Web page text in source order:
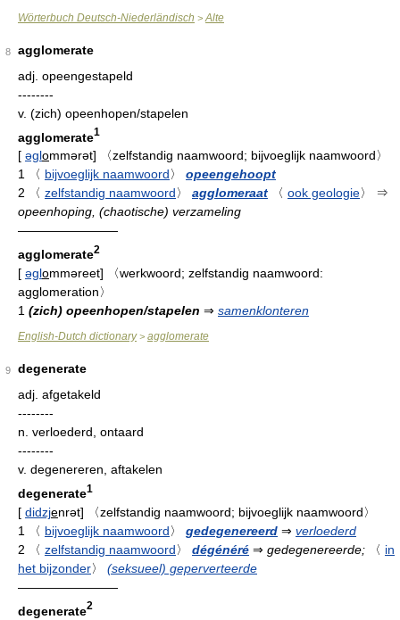
Wörterbuch Deutsch-Niederländisch > Alte
8
agglomerate
adj. opeengestapeld
--------
v. (zich) opeenhopen/stapelen
agglomerate1
[ əglommərət]
〈zelfstandig naamwoord; bijvoeglijk naamwoord〉
1
〈 bijvoeglijk naamwoord〉
opeengehoopt
2
〈 zelfstandig naamwoord〉 agglomeraat 〈 ook geologie〉
⇒
opeenhoping, (chaotische) verzameling
————————
agglomerate2
[ əglomməreet]
〈werkwoord; zelfstandig naamwoord:
agglomeration〉
1 (zich) opeenhopen/stapelen ⇒ samenklonteren
English-Dutch dictionary> agglomerate
9
degenerate
adj. afgetakeld
--------
n. verloederd, ontaard
--------
v. degenereren, aftakelen
degenerate1
[ didzjenrət]
〈zelfstandig naamwoord; bijvoeglijk naamwoord〉
1
〈 bijvoeglijk naamwoord〉 gedegenereerd ⇒ verloederd
2
〈 zelfstandig naamwoord〉 dégénéré ⇒ gedegenereerde; 〈 in
het bijzonder〉
(seksueel) geperverteerde
————————
degenerate2